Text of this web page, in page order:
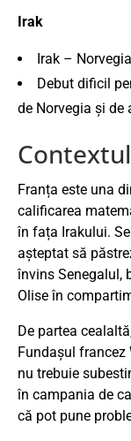
Irak
Irak –
Debut dificil
de Norvegia și de
Franța este una
calificarea
în fața Irakului.
așteptat să
învins Senegalul,
Olise în
De partea
Fundașul francez
nu trebuie
în campania de
că pot pune